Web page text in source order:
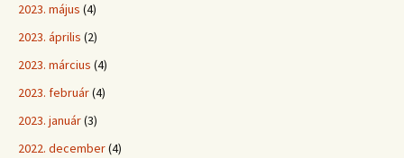
2023. május (4)
2023. április (2)
2023. március (4)
2023. február(4)
2023. január(3)
2022. december(4)